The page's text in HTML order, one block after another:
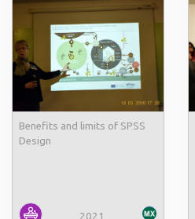
Benefits and limits of SPSS
Design
2021